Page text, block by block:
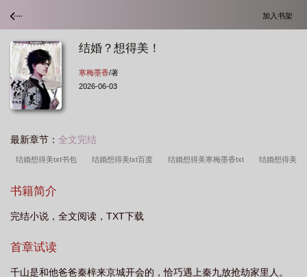
加入书架
结婚？想得美！
寒梅墨香/著
2026-06-03
最新章节： 全文完结
结婚想得美txt书包 结婚想得美txt百度 结婚想得美寒梅墨香txt 结婚想得美
么 结婚想得美
得美寒梅墨香讲的什么 结婚想得美谁是攻
书籍简介
完结小说，全文阅读，TXT下载
首章试读
千山是和他爸爸秦梓来京城开会的，恰巧遇上秦九放抢劫家里人。